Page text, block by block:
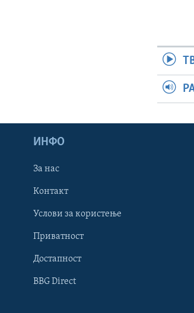
Learning English
НАКУСО...
ИНФО
За нас
Контакт
Услови за користење
Приватност
Достапност
BBG Direct